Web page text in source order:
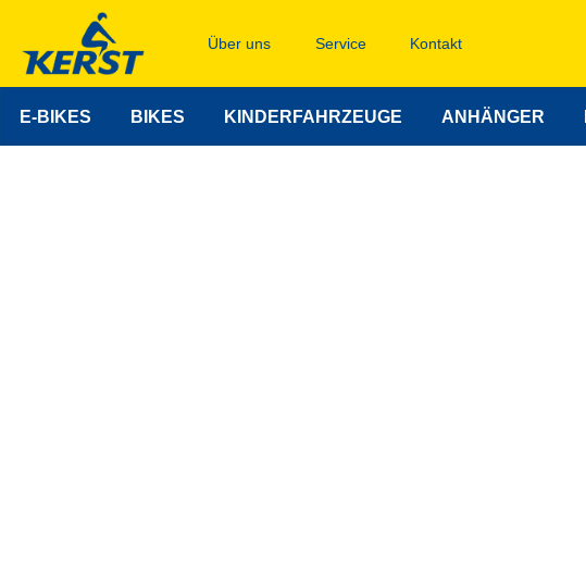
Über uns Service Kontakt
E-BIKES BIKES KINDERFAHRZEUGE ANHÄNGER